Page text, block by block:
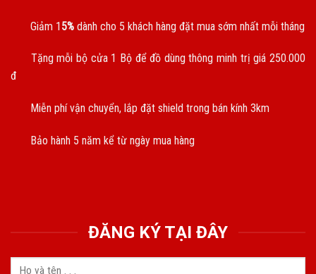
Giảm 15% dành cho 5 khách hàng đặt mua sớm nhất mỗi tháng
Tặng mỗi bộ cửa 1 Bộ để đồ dùng thông minh trị giá 250.000
đ
Miễn phí vận chuyển, lắp đặt shield trong bán kính 3km
Bảo hành 5 năm kể từ ngày mua hàng
ĐĂNG KÝ TẠI ĐÂY